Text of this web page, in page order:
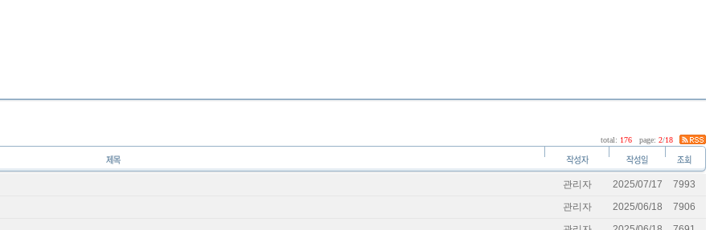
total: 176page: 2/18
관리자 2025/07/17 7993
관리자 2025/06/18 7906